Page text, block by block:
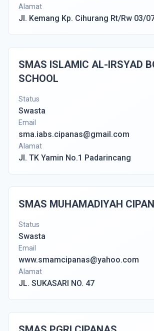
Alamat
Jl. Kemang Kp. Cihurang Rt/Rw 03/
SMAS ISLAMIC AL-IRSYAD
SCHOOL
Status
Swasta
Email
sma.iabs.cipanas@gmail.com
Alamat
Jl. TK Yamin No.1 Padarincang
SMAS MUHAMADIYAH
Status
Swasta
Email
www.smamcipanas@yahoo.com
Alamat
JL. SUKASARI NO. 47